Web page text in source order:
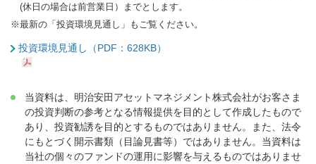
(休日の場合は前営業日）までとします。
※最新の「投資環境見通し」もご覧ください。
投資環境見通し（PDF：628KB）
当資料は、明治安田アセットマネジメント株式会社がお客さま
の投資判断の参考となる情報提供を目的として作成したもので
あり、投資勧誘を目的とするものではありません。また、法令
にもとづく開示書類（目論見書等）ではありません。当資料は
当社の個々のファンドの運用に影響を与えるものではありませ